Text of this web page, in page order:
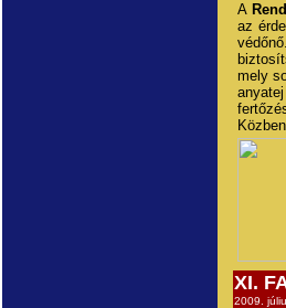
A
az
mely
XI.
2009.